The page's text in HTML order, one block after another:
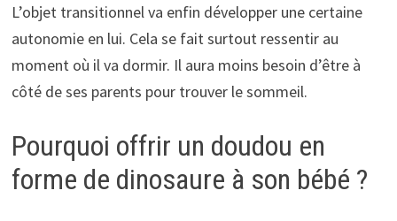
L’objet transitionnel va enfin développer une certaine
autonomie en lui. Cela se fait surtout ressentir au
moment où il va dormir. Il aura moins besoin d’être à
côté de ses parents pour trouver le sommeil.
Pourquoi offrir un doudou en
forme de dinosaure à son bébé ?